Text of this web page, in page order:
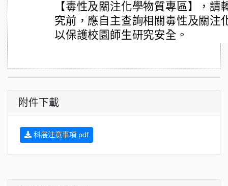
【毒性及關注化學物質專區】，
究前，應自主查詢相關毒性及關注
以保護校園師生研究安全。
附件下載
科展注意事項.pdf